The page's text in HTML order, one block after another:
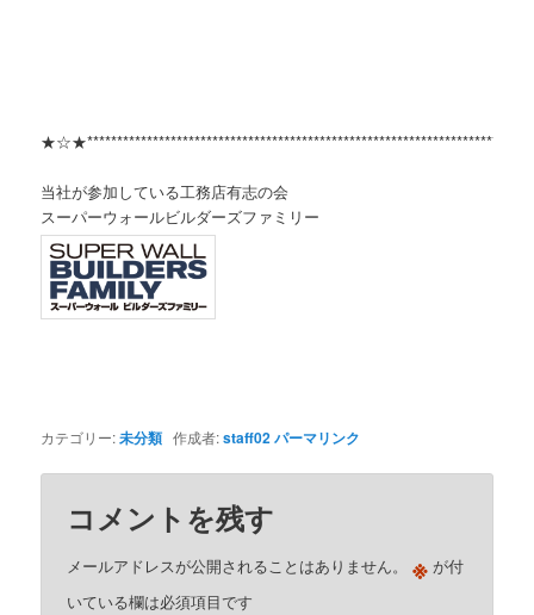
当社が参加している工務店有志の会
スーパーウォールビルダーズファミリー
カテゴリー:未分類 作成者:staff02パーマリンク
コメントを残す
メールアドレスが公開されることはありません。 ※ が付
いている欄は必須項目です